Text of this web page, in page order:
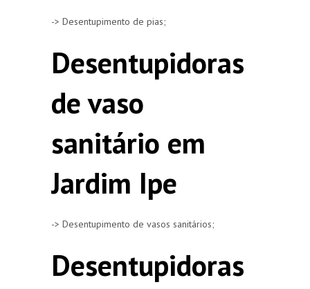
-> Desentupimento de pias;
Desentupidoras
de vaso
sanitário em
Jardim Ipe
-> Desentupimento de vasos sanitários;
Desentupidoras